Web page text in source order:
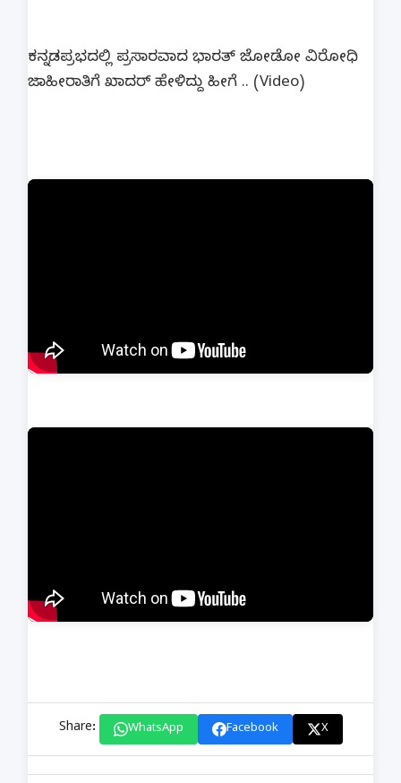
ಕನ್ನಡಪ್ರಭದಲ್ಲಿ ಪ್ರಸಾರವಾದ ಭಾರತ್ ಜೋಡೋ ವಿರೋಧಿ
ಜಾಹೀರಾತಿಗೆ ಖಾದರ್ ಹೇಳಿದ್ದು ಹೀಗೆ .. (Video)
Share: WhatsApp Facebook X